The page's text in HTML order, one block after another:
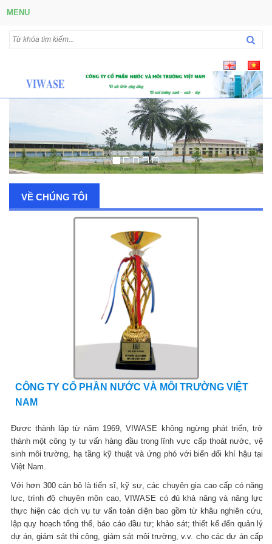
MENU
VỀ CHÚNG TÔI
CÔNG TY CỔ PHẦN NƯỚC VÀ MÔI TRƯỜNG VIỆT
NAM
Được thành lập từ năm 1969, VIWASE không ngừng phát triển, trở
thành một công ty tư vấn hàng đầu trong lĩnh vực cấp thoát nước, vệ
sinh môi trường, hạ tầng kỹ thuật và ứng phó với biến đổi khí hậu tại
Việt Nam.
Với hơn 300 cán bộ là tiến sĩ, kỹ sư, các chuyên gia cao cấp có năng
lực, trình độ chuyên môn cao, VIWASE có đủ khả năng và năng lực
thực hiện các dịch vụ tư vấn toàn diện bao gồm từ khâu nghiên cứu,
lập quy hoạch tổng thể, báo cáo đầu tư; khảo sát; thiết kế đến quản lý
dự án, giám sát thi công, giám sát môi trường, v.v. cho các dự án cấp